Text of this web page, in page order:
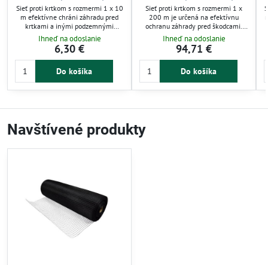
Sieť proti krtkom s rozmermi 1 x 10
m efektívne chráni záhradu pred
krtkami a inými podzemnými
škodcami. Vyrobená z UV
stabilného polypropylénu s
hmotnosťou 40 g/m² zabezpečuje
dlhodobú ochranu bez poškodenia.
Veľkosť oka 14x16 mm umožňuje
zdravú pôdu pre rastliny. Ideálna na
zeleninových záhonoch.
Ihneď na odoslanie
6,30 €
Do košíka
Sieť proti krtkom s rozmermi 1 x
200 m je určená na efektívnu
ochranu záhrady pred škodcami.
Vyrobená z UV stabilného
polypropylénu, váži 40 g/m² a má
oká 14x16 mm, čo zabezpečuje
odolnosť a dlhú životnosť. Ideálna
na ochranu trávnikov, záhonov aj
podzemnými škodcami.
Ihneď na odoslanie
94,71 €
Do košíka
Navštívené produkty